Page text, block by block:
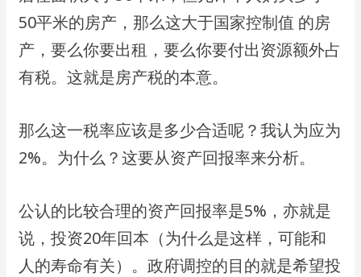
50平⽶的房产，那么这⼤于国家控制值 的房
产，要么你要出租，要么你要付出资源额外占
有税。这就是房产税的本意。
那么这⼀税率应该是多少合适呢？我认为应为
2%。为什么？这要从资产回报率来分析。
公认的⽐较合理的资产回报率是5%，亦就是
说，投资20年回本（为什么是这样，可能和
⼈的寿命有关）。政府调控的⽬的就是希望投